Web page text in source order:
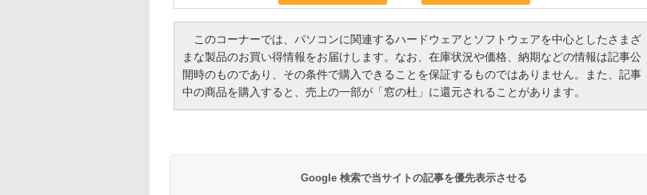
このコーナーでは、パソコンに関連するハードウェアとソフトウェアを中心としたさまざ
まな製品のお買い得情報をお届けします。なお、在庫状況や価格、納期などの情報は記事公
開時のものであり、その条件で購入できることを保証するものではありません。また、記事
中の商品を購入すると、売上の一部が「窓の杜」に還元されることがあります。
Google 検索で当サイトの記事を優先表示させる